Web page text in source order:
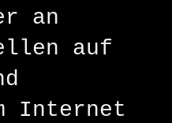
an
auf
Internet